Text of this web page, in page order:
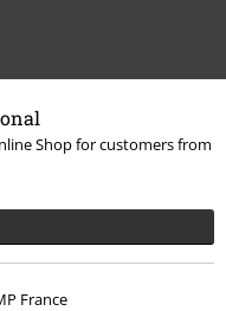
Shop for customers from
France